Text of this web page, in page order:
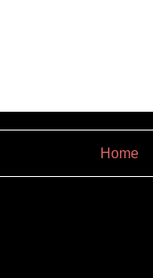
Home